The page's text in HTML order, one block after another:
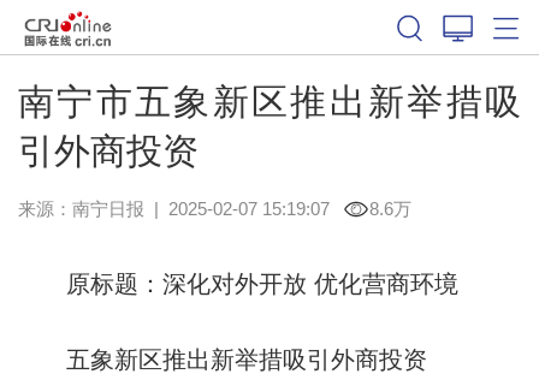
南宁市五象新区推出新举措吸
引外商投资
来源： 南宁日报 | 2025-02-07 15:19:07 8.6万
原标题：深化对外开放 优化营商环境
五象新区推出新举措吸引外商投资